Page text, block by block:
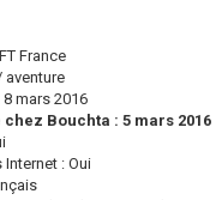
France
aventure
mars 2016
Bouchta : 5 mars 2016
: Oui